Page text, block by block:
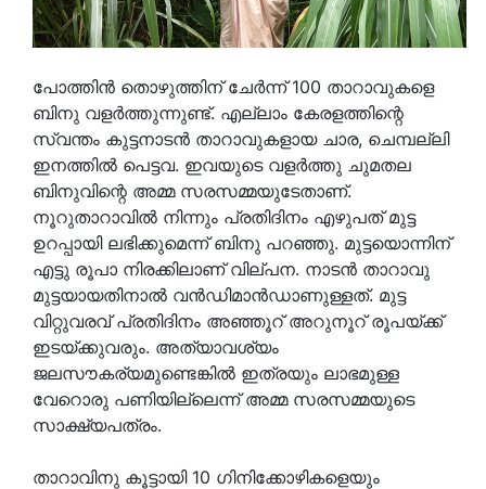
പോത്തിന്‍ തൊഴുത്തിന് ചേര്‍ന്ന് 100 താറാവുകളെ
ബിനു വളര്‍ത്തുന്നുണ്ട്. എല്ലാം കേരളത്തിന്റെ
സ്വന്തം കുട്ടനാടന്‍ താറാവുകളായ ചാര, ചെമ്പല്ലി
ഇനത്തില്‍ പെട്ടവ. ഇവയുടെ വളര്‍ത്തു ചുമതല
ബിനുവിന്റെ അമ്മ സരസമ്മയുടേതാണ്.
നൂറുതാറാവില്‍ നിന്നും പ്രതിദിനം എഴുപത് മുട്ട
ഉറപ്പായി ലഭിക്കുമെന്ന് ബിനു പറഞ്ഞു. മുട്ടയൊന്നിന്
എട്ടു രൂപാ നിരക്കിലാണ് വില്പന. നാടന്‍ താറാവു
മുട്ടയായതിനാല്‍ വന്‍ഡിമാന്‍ഡാണുള്ളത്. മുട്ട
വിറ്റുവരവ് പ്രതിദിനം അഞ്ഞൂറ് അറുനൂറ് രൂപയ്ക്ക്
ഇടയ്ക്കുവരും. അത്യാവശ്യം
ജലസൗകര്യമുണ്ടെങ്കില്‍ ഇത്രയും ലാഭമുള്ള
വേറൊരു പണിയില്ലെന്ന് അമ്മ സരസമ്മയുടെ
സാക്ഷ്യപത്രം.
താറാവിനു കൂട്ടായി 10 ഗിനിക്കോഴികളെയും